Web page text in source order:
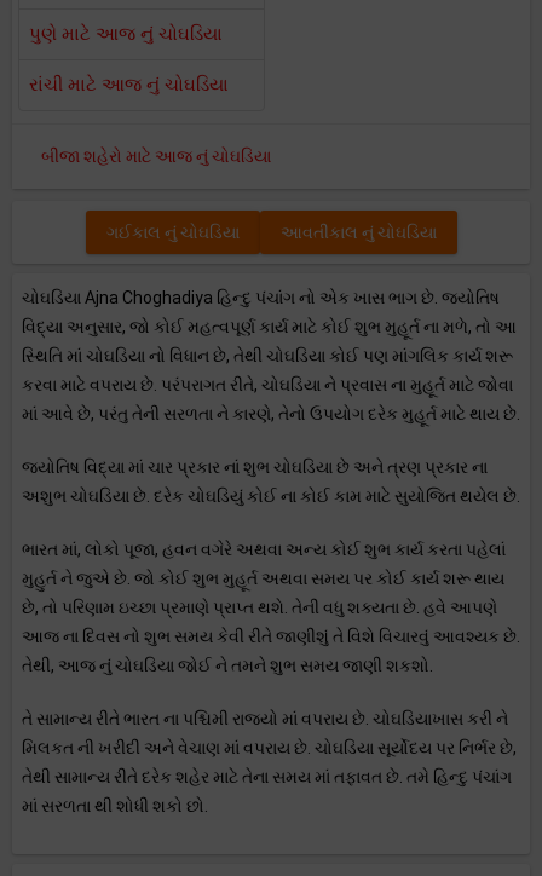
પુણે માટે આજ નું ચોઘડિયા
રાંચી માટે આજ નું ચોઘડિયા
બીજા શહેરો માટે આજ નું ચોઘડિયા
ગઈકાલ નું ચોઘડિયા આવતીકાલ નું ચોઘડિયા
ચોઘડિયા Ajna Choghadiya હિન્દુ પંચાંગ નો એક ખાસ ભાગ છે. જ્યોતિષ
વિદ્યા અનુસાર, જો કોઈ મહત્વપૂર્ણ કાર્ય માટે કોઈ શુભ મુહૂર્ત ના મળે, તો આ
સ્થિતિ માં ચોઘડિયા નો વિધાન છે, તેથી ચોઘડિયા કોઈ પણ માંગલિક કાર્ય શરૂ
કરવા માટે વપરાય છે. પરંપરાગત રીતે, ચોઘડિયા ને પ્રવાસ ના મુહૂર્ત માટે જોવા
માં આવે છે, પરંતુ તેની સરળતા ને કારણે, તેનો ઉપયોગ દરેક મુહૂર્ત માટે થાય છે.
જ્યોતિષ વિદ્યા માં ચાર પ્રકાર નાં શુભ ચોઘડિયા છે અને ત્રણ પ્રકાર ના
અશુભ ચોઘડિયા છે. દરેક ચોઘડિયું કોઈ ના કોઈ કામ માટે સુયોજિત થયેલ છે.
ભારત માં, લોકો પૂજા, હવન વગેરે અથવા અન્ય કોઈ શુભ કાર્ય કરતા પહેલાં
મુહુર્ત ને જુએ છે. જો કોઈ શુભ મુહૂર્ત અથવા સમય પર કોઈ કાર્ય શરૂ થાય
છે, તો પરિણામ ઇચ્છા પ્રમાણે પ્રાપ્ત થશે. તેની વધુ શક્યતા છે. હવે આપણે
આજ ના દિવસ નો શુભ સમય કેવી રીતે જાણીશું તે વિશે વિચારવું આવશ્યક છે.
તેથી, આજ નું ચોઘડિયા જોઈ ને તમને શુભ સમય જાણી શકશો.
તે સામાન્ય રીતે ભારત ના પશ્ચિમી રાજ્યો માં વપરાય છે. ચોઘડિયાખાસ કરી ને
મિલકત ની ખરીદી અને વેચાણ માં વપરાય છે. ચોઘડિયા સૂર્યોદય પર નિર્ભર છે,
તેથી સામાન્ય રીતે દરેક શહેર માટે તેના સમય માં તફાવત છે. તમે હિન્દુ પંચાંગ
માં સરળતા થી શોધી શકો છો.